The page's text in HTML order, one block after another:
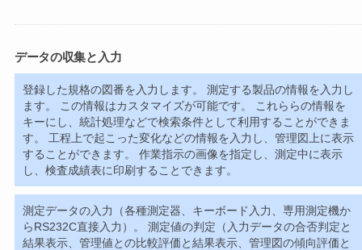
データの収集と入力
登録した規格の図番を入力します。 測定する製品の情報を入力し
ます。 この情報はカスタマイズが可能です。 これららの情報を
キーにし、統計処理などで検索条件として利用することができま
す。 工程上で起こった変化などの情報を入力し、管理図上に表示
することができます。 作業指示の画像を指定し、測定中に表示
し、検査成績表に印刷することできます。
測定データの入力（各種測定器、キーボード入力、専用測定機か
らRS232C直接入力）。 測定値の判定（入力データの合否判定と
結果表示、管理値との比較評価と結果表示、管理図の傾向評価と